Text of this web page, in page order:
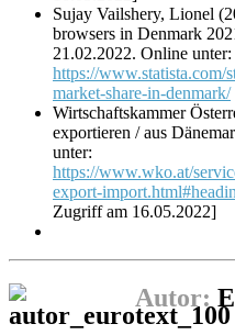
Sujay Vailshery, Lionel
browsers in Denmark
21.02.2022. Online unter:
https://www.statista.com/
market-share-in-denmark/
Wirtschaftskammer
exportieren / aus
unter:
https://www.wko.at/
export-
Zugriff am 16.05.2022]
Autor: